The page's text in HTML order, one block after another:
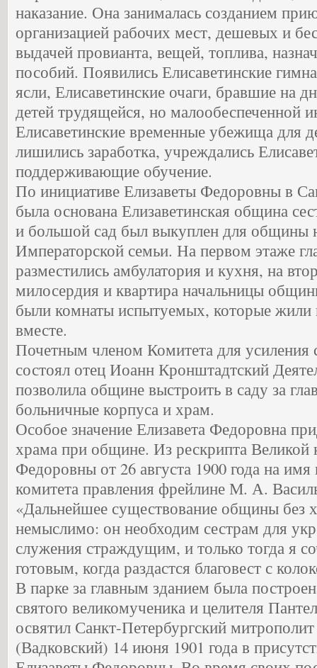
наказание. Она занималась созданием
организацией рабочих мест, дешевых и
выдачей провианта, вещей, топлива,
пособий. Появились Елисаветинские
ясли, Елисаветинские очаги, бравшие на
детей трудящейся, но малообеспеченной
Елисаветинские временные убежища для
лишились заработка, учреждались
поддерживающие обучение.
По инициативе Елизаветы Федоровны в
была основана Елизаветинская община
и большой сад был выкуплен для общины
Императорской семьи. На первом этаже
разместились амбулатория и кухня, на
милосердия и квартира начальницы
были комнаты испытуемых, которые жили
вместе.
Почетным членом Комитета для усиления
состоял отец Иоанн Кронштадтский
позволила общине выстроить в саду за
больничные корпуса и храм.
Особое значение Елизавета Федоровна
храма при общине. Из рескрипта Великой
Федоровны от 26 августа 1900 года на имя
комитета правления фрейлине М. А.
«Дальнейшее существование общины без
немыслимо: он необходим сестрам для
служения страждущим, и только тогда я
готовым, когда раздастся благовест с
В парке за главным зданием была
святого великомученика и целителя
освятил Санкт-Петербургский
(Вадковский) 14 июня 1901 года в